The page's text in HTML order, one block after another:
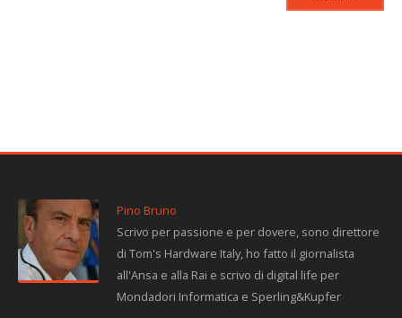
Pino Bruno
Scrivo per passione e per dovere, sono direttore
di Tom's Hardware Italy, ho fatto il giornalista
all'Ansa e alla Rai e scrivo di digital life per
Mondadori Informatica e Sperling&Kupfer